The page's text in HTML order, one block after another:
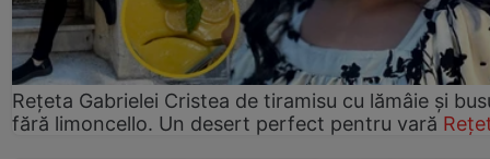
Rețeta Gabrielei Cristea de tiramisu cu lămâie și
fără limoncello. Un desert perfect pentru vară